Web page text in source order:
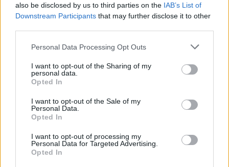
also be disclosed by us to third parties on the IAB’s List of
Downstream Participants that may further disclose it to other
Please note that this website/app uses one or more Google
not limited to your visit or usage behaviour. You may click to
grant or deny consent to Google and its third-party tags to
use your data for below specified purposes in below Google
consent section.
Personal Data Processing Opt Outs
I want to opt-out of the Sharing of my
personal data.
Opted In
I want to opt-out of the Sale of my
Personal Data.
Opted In
I want to opt-out of processing my
Personal Data for Targeted Advertising.
Opted In
reinvestito o accreditato come desideri. Infine,
considera servizi di trasferimento del conto (come
“Cambio Facile”) e programmi di referral che
possono ridurre i costi iniziali o offrire bonus.
In sintesi, non esiste una soluzione universale: la
scelta tracarta prepagata con IBAN
debito
dipende da necessità operative,
propensione al risparmio e dalla frequenza d’uso
e le funzionalità di sicurezza prima di decidere.